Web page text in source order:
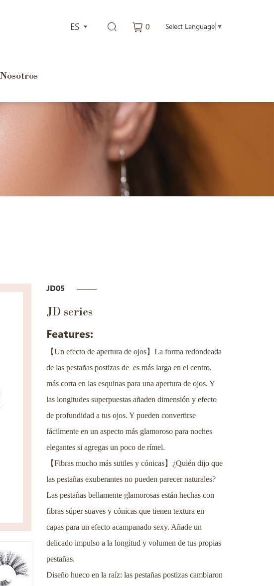
Select Language ▼
0
ES
JD05
JD series
Features:
【Un efecto de apertura de ojos】 La forma redondeada
de las pestañas postizas de es más larga en el centro,
más corta en las esquinas para una apertura de ojos. Y
las longitudes superpuestas añaden dimensión y efecto
de profundidad a tus ojos. Y pueden convertirse
fácilmente en un aspecto más glamoroso para noches
elegantes si agregas un poco de rímel.
【Fibras mucho más sutiles y cónicas】
¿Quién dijo que
las pestañas exuberantes no pueden parecer naturales?
Las pestañas bellamente glamorosas están hechas con
fibras súper suaves y cónicas que tienen textura en
capas para un efecto acampanado sexy. Añade un
delicado impulso a la longitud y volumen de tus propias
pestañas.
Diseño hueco en la raíz: las pestañas postizas cambiaron